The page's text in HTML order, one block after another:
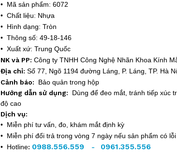
• Mã sản phẩm: 6072
• Chất liệu: Nhựa
• Hình dạng: Tròn
• Thông số: 49-18-146
• Xuất xứ: Trung Quốc
NK và PP: Công ty TNHH Công Nghệ Nhãn Khoa Kính
Địa chỉ: Số 77, Ngõ 1194 đường Láng, P. Láng, TP. Hà
Cảnh báo: Bảo quản trong hộp
Hướng dẫn sử dụng: Dùng để đeo mắt, tránh tiếp xúc
độ cao
Dịch vụ:
• Miễn phí tư vấn, đo, khám mắt định kỳ
• Miễn phí đổi trả trong vòng 7 ngày nếu sản phẩm có
• Hotline: 0988.556.559 - 0961.355.556